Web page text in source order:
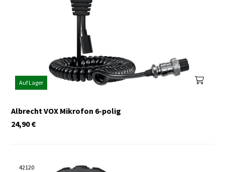
Auf Lager
Albrecht VOX Mikrofon 6-polig
€
24,90
42120